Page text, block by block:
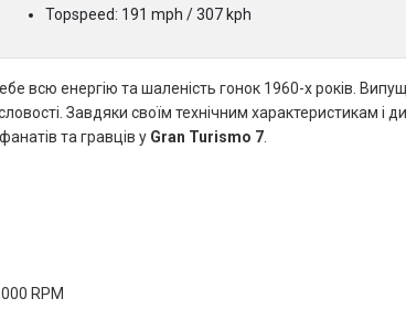
Topspeed: 191 mph / 307 kph
всю енергію та шаленість гонок 1960-х років.
Завдяки своїм технічним характеристикам і
та гравців у Gran Turismo 7
RPM